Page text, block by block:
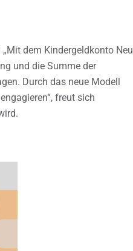
dem Kindergeldkonto Neu
und die Summe der
Durch das neue Modell
freut sich